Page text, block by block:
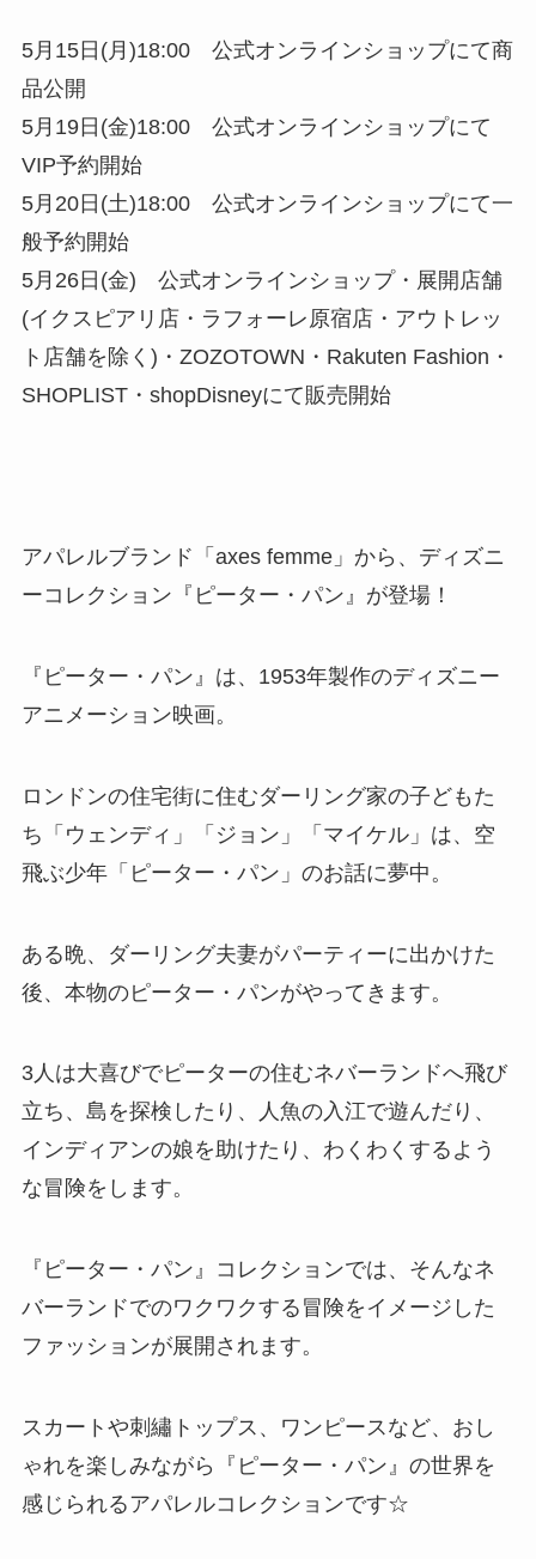
5月15日(月)18:00 公式オンラインショップにて商
品公開
5月19日(金)18:00 公式オンラインショップにて
VIP予約開始
5月20日(土)18:00 公式オンラインショップにて一
般予約開始
5月26日(金) 公式オンラインショップ・展開店舗
(イクスピアリ店・ラフォーレ原宿店・アウトレッ
ト店舗を除く)・ZOZOTOWN・Rakuten Fashion・
SHOPLIST・shopDisneyにて販売開始
アパレルブランド「axes femme」から、ディズニ
ーコレクション『ピーター・パン』が登場！
『ピーター・パン』は、1953年製作のディズニー
アニメーション映画。
ロンドンの住宅街に住むダーリング家の子どもた
ち「ウェンディ」「ジョン」「マイケル」は、空
飛ぶ少年「ピーター・パン」のお話に夢中。
ある晩、ダーリング夫妻がパーティーに出かけた
後、本物のピーター・パンがやってきます。
3人は大喜びでピーターの住むネバーランドへ飛び
立ち、島を探検したり、人魚の入江で遊んだり、
インディアンの娘を助けたり、わくわくするよう
な冒険をします。
『ピーター・パン』コレクションでは、そんなネ
バーランドでのワクワクする冒険をイメージした
ファッションが展開されます。
スカートや刺繡トップス、ワンピースなど、おし
ゃれを楽しみながら『ピーター・パン』の世界を
感じられるアパレルコレクションです☆